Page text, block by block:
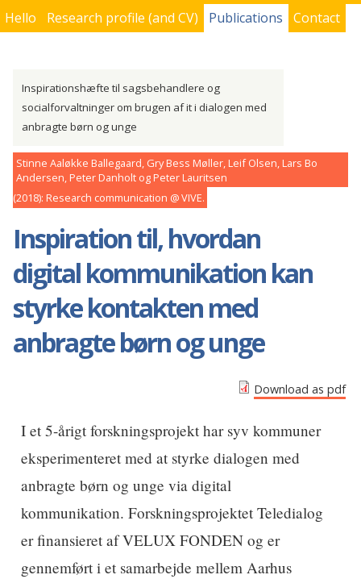
Hello Research profile (and CV) Publications Contact
Inspirationshæfte til sagsbehandlere og
socialforvaltninger om brugen af it i dialogen med
anbragte børn og unge
Stinne Aaløkke Ballegaard, Gry Bess Møller, Leif Olsen, Lars Bo
Andersen, Peter Danholt og Peter Lauritsen
2018 Research communication VIVE
Inspiration til, hvordan
digital kommunikation kan
styrke kontakten med
anbragte børn og unge
Download as pdf
I et 5-årigt forskningsprojekt har syv kommuner
eksperimenteret med at styrke dialogen med
anbragte børn og unge via digital
kommunikation. Forskningsprojektet Teledialog
er finansieret af VELUX FONDEN og er
gennemført i et samarbejde mellem Aarhus